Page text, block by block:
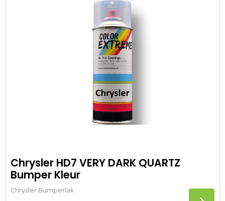
Chrysler HD7 VERY DARK QUARTZ
Bumper Kleur
Chrysler Bumperlak